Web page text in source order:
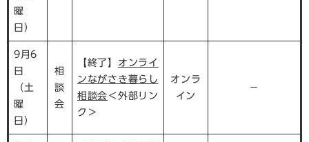
曜
日）
9月6
日
（土
曜
日）
相
談
会
【終了】 オンライ
ンながさき暮らし
相談会 ＜外部リン
ク＞
オンラ
イン
－